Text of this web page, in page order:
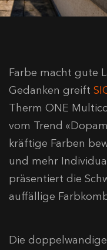
Farbe macht gute
Gedanken greift
Therm ONE
vom Trend
kräftige Farben
und mehr
präsentiert die
auffällige
Die